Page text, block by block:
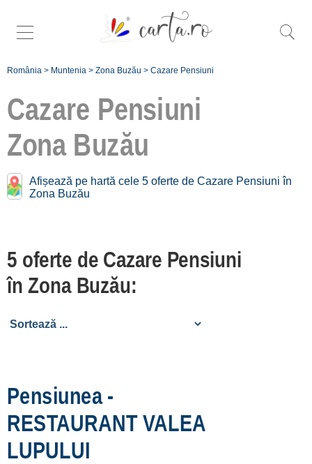
România > Muntenia > Zona Buzău > Cazare Pensiuni
Cazare Pensiuni
Zona Buzău
Afișează pe hartă cele 5 oferte de Cazare Pensiuni în
Zona Buzău
5 oferte de Cazare Pensiuni
în Zona Buzău:
Pensiunea -
RESTAURANT VALEA
LUPULUI
Caută mai specific
Zona Buzău:
Cislău [1]
Râmnicu Sărat [1]
despre C A R T A ®
termeni și condiții
contact